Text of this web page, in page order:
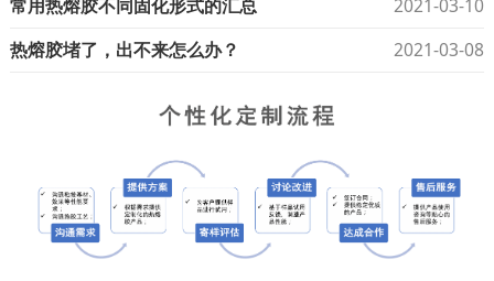
常用热熔胶不同固化形式的汇总
2021-03-10
热熔胶堵了，出不来怎么办？
2021-03-08